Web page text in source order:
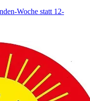
Woche statt 12-